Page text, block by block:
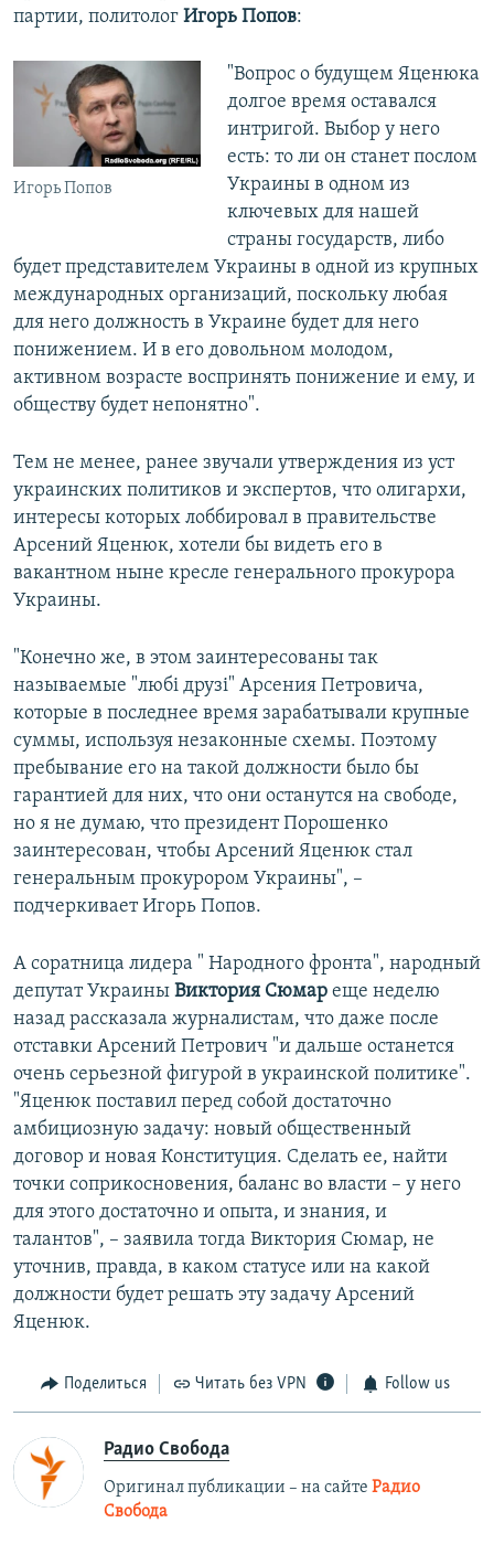
партии, политолог Игорь Попов:
Игорь Попов
"Вопрос о будущем Яценюка
долгое время оставался
интригой. Выбор у него
есть: то ли он станет послом
Украины в одном из
ключевых для нашей
страны государств, либо
будет представителем Украины в одной из крупных
международных организаций, поскольку любая
для него должность в Украине будет для него
понижением. И в его довольном молодом,
активном возрасте воспринять понижение и ему, и
обществу будет непонятно".
Тем не менее, ранее звучали утверждения из уст
украинских политиков и экспертов, что олигархи,
интересы которых лоббировал в правительстве
Арсений Яценюк, хотели бы видеть его в
вакантном ныне кресле генерального прокурора
Украины.
"Конечно же, в этом заинтересованы так
называемые "любi друзi" Арсения Петровича,
которые в последнее время зарабатывали крупные
суммы, используя незаконные схемы. Поэтому
пребывание его на такой должности было бы
гарантией для них, что они останутся на свободе,
но я не думаю, что президент Порошенко
заинтересован, чтобы Арсений Яценюк стал
генеральным прокурором Украины", –
подчеркивает Игорь Попов.
А соратница лидера " Народного фронта", народный
депутат Украины Виктория Сюмар еще неделю
назад рассказала журналистам, что даже после
отставки Арсений Петрович "и дальше останется
очень серьезной фигурой в украинской политике".
"Яценюк поставил перед собой достаточно
амбициозную задачу: новый общественный
договор и новая Конституция. Сделать ее, найти
точки соприкосновения, баланс во власти – у него
для этого достаточно и опыта, и знания, и
талантов", – заявила тогда Виктория Сюмар, не
уточнив, правда, в каком статусе или на какой
должности будет решать эту задачу Арсений
Яценюк.
Поделиться Читать без VPN Follow us
Радио Свобода
Оригинал публикации – на сайте Радио
Свобода